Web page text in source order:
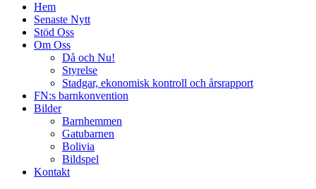
Hem
Senaste Nytt
Stöd Oss
Om Oss
Då och Nu!
Styrelse
Stadgar, ekonomisk kontroll och årsrapport
FN:s barnkonvention
Bilder
Barnhemmen
Gatubarnen
Bolivia
Bildspel
Kontakt